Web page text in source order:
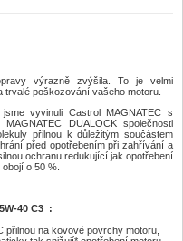
výrazně zvýšila. To je velmi
trvalé poškozování vašeho motoru.
vyvinuli Castrol MAGNATEC s
DUALOCK společnosti
přilnou k důležitým součástem
před opotřebením při zahřívání a
ochranu redukující jak opotřebení
o 50 %.
40 C3 :
přilnou na kovové povrchy motoru,